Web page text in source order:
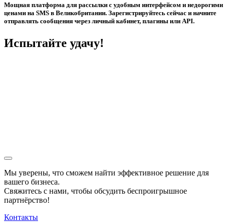
Мощная платформа для рассылки с удобным интерфейсом и недорогими
ценами на SMS в Великобритании. Зарегистрируйтесь сейчас и начните
отправлять сообщения через личный кабинет, плагины или API.
Испытайте удачу!
Мы уверены, что сможем найти эффективное решение для
вашего бизнеса.
Свяжитесь с нами, чтобы обсудить беспроигрышное
партнёрство!
Контакты